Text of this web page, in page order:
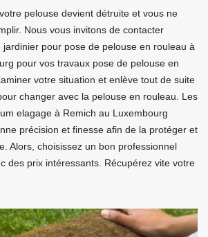
pelouse devient détruite et vous ne
Nous vous invitons de contacter
jardinier pour pose de pelouse en rouleau à
pour vos travaux pose de pelouse en
votre situation et enlève tout de suite
changer avec la pelouse en rouleau. Les
elagage à Remich au Luxembourg
précision et finesse afin de la protéger et
Alors, choisissez un bon professionnel
des prix intéressants. Récupérez vite votre